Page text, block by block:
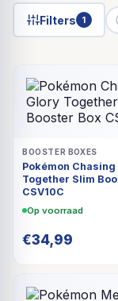
Filters 1
BOOSTER BOXES
Pokémon
Together Slim
CSV10C
Op voorraad
€34,99